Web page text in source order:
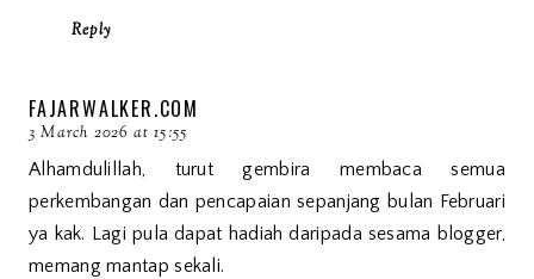
Reply
FAJARWALKER.COM
3 March 2026 at 15:55
Alhamdulillah, turut gembira membaca semua
perkembangan dan pencapaian sepanjang bulan Februari
ya kak. Lagi pula dapat hadiah daripada sesama blogger,
memang mantap sekali.